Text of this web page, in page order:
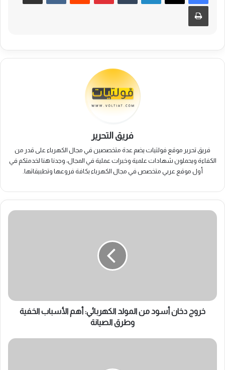
طباعة
فريق التحرير
فريق تحرير موقع فولتيات يضم عدة متخصصين في مجال الكهرباء على قدر من
الكفاءة ويحملون شهادات علمية وخبرات عملية في المجال، وجدنا هنا لخدمتكم في
أول موقع عربي متخصص في مجال الكهرباء بكافة فروعها وتطبيقاتها.
خروج
الخفية
وطرقخروج دخان أسود من المولد الكهربائي: أهم اﻷسباب الخفية
وطرق الصيانة
محركات